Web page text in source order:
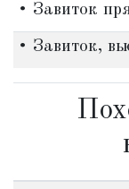
• Завиток
• Завиток,